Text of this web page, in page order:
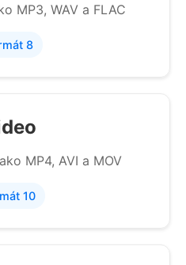
MP3, WAV a FLAC
8
MP4, AVI a MOV
10